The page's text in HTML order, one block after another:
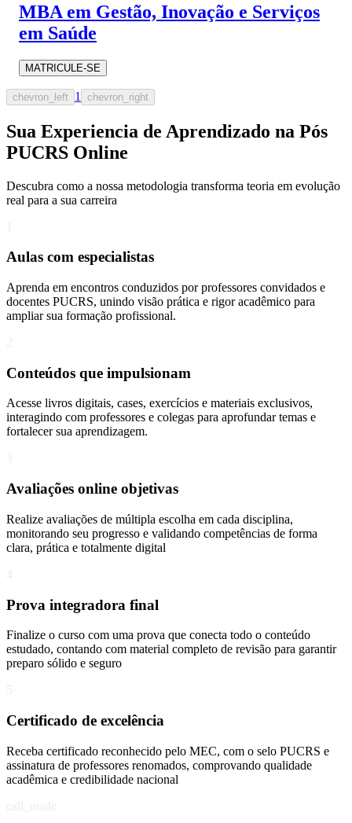
MBA em Gestão, Inovação e Serviços
em Saúde
MATRICULE-SE
chevron_left 1 chevron_right
Sua Experiencia de Aprendizado na Pós
PUCRS Online
Descubra como a nossa metodologia transforma teoria em evolução
real para a sua carreira​
Aulas com especialistas
Aprenda em encontros conduzidos por professores convidados e
docentes PUCRS, unindo visão prática e rigor acadêmico para
ampliar sua formação profissional.
Conteúdos que impulsionam
Acesse livros digitais, cases, exercícios e materiais exclusivos,
interagindo com professores e colegas para aprofundar temas e
fortalecer sua aprendizagem.
Avaliações online objetivas
Realize avaliações de múltipla escolha em cada disciplina,
monitorando seu progresso e validando competências de forma
clara, prática e totalmente digital
Prova integradora final
Finalize o curso com uma prova que conecta todo o conteúdo
estudado, contando com material completo de revisão para garantir
preparo sólido e seguro
Certificado de excelência
Receba certificado reconhecido pelo MEC, com o selo PUCRS e
assinatura de professores renomados, comprovando qualidade
acadêmica e credibilidade nacional